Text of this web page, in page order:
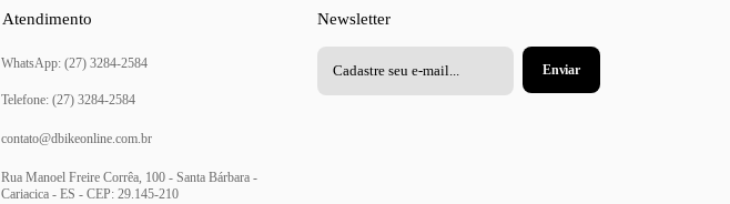
Atendimento
(27) 3284-2584
contato@dbikeonline.com.br
Rua Manoel Freire Corrêa, 100 - Santa Bárbara -
Cariacica - ES - CEP: 29.145-210
Newsletter